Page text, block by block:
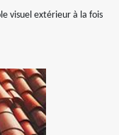
visuel extérieur à la fois